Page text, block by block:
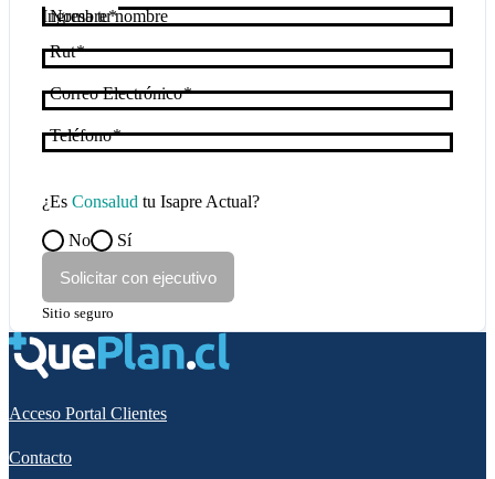
Nombre
Rut
Correo Electrónico
Teléfono
¿Es Consalud tu Isapre Actual?
No
Sí
Solicitar con ejecutivo
Sitio seguro
Acceso Portal Clientes
Contacto